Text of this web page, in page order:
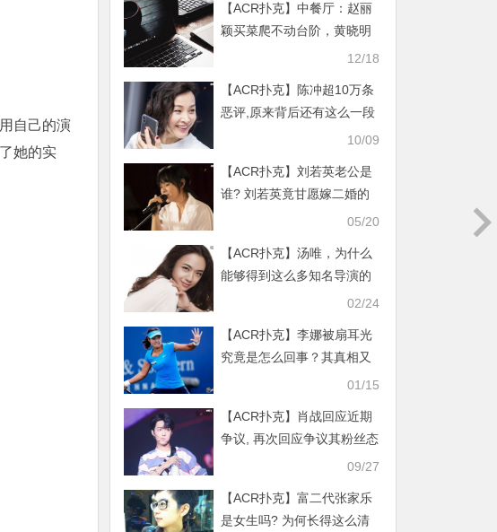
自己的演
她的实
【ACR扑克】中餐厅：赵丽
颖买菜爬不动台阶，黄晓明
12/18
【ACR扑克】陈冲超10万条
恶评,原来背后还有这么一段
10/09
【ACR扑克】刘若英老公是
谁? 刘若英竟甘愿嫁二婚的
05/20
【ACR扑克】汤唯，为什么
能够得到这么多知名导演的
02/24
【ACR扑克】李娜被扇耳光
究竟是怎么回事？其真相又
01/15
【ACR扑克】肖战回应近期
争议, 再次回应争议其粉丝态
09/27
【ACR扑克】富二代张家乐
是女生吗? 为何长得这么清